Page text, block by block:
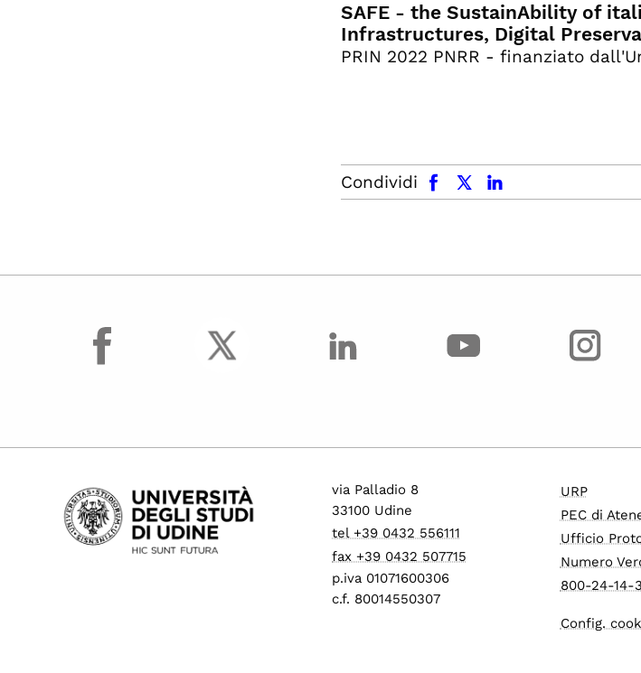
SAFE - the SustainAbility of
Infrastructures, Digital
PRIN 2022 PNRR - finanziato
Condividi
facebook x.com linkedin
facebook
via Palladio 8
33100 Udine
tel +39 0432 556111
fax +39 0432 507715
p.iva 01071600306
c.f. 80014550307
URP
PEC di
Ufficio
Numero
800-24-14-
Config.